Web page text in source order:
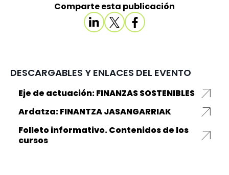
Comparte esta publicación
DESCARGABLES Y ENLACES DEL EVENTO
Eje de actuación: FINANZAS SOSTENIBLES
Ardatza: FINANTZA JASANGARRIAK
Folleto informativo. Contenidos de los
cursos